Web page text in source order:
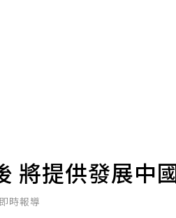
將提供發展中
時報導